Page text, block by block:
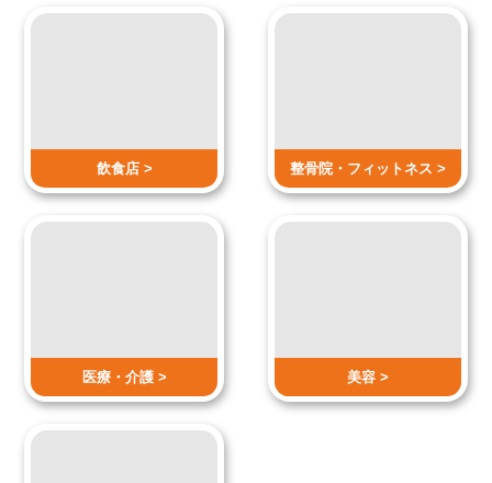
飲食店 > 整骨院・ フィットネス >
医療・介護 > 美容 >